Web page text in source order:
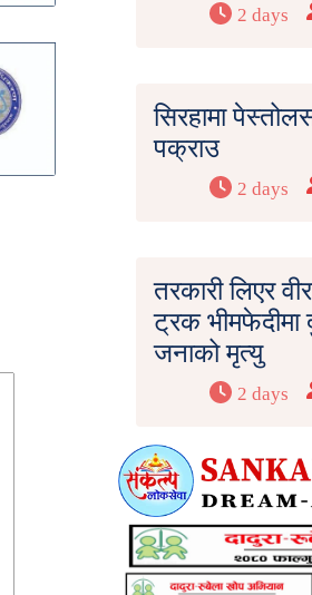
2 days
सिरहामा
पक्राउ
2 days
तरकारी लिएर
ट्रक भीमफेदीमा
जनाको मृत्यु
2 days